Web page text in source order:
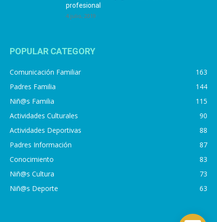
profesional
4 julio, 2019
POPULAR CATEGORY
Comunicación Familiar
163
Padres Familia
144
Niñ@s Familia
115
Actividades Culturales
90
Actividades Deportivas
88
Padres Información
87
Conocimiento
83
Niñ@s Cultura
73
Niñ@s Deporte
63